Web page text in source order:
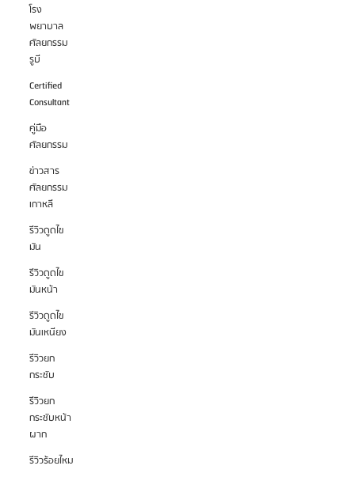
โรง
พยาบาล
ศัลยกรรม
รูบี
Certified
Consultant
คู่มือ
ศัลยกรรม
ข่าวสาร
ศัลยกรรม
เกาหลี
รีวิวดูดไข
มัน
รีวิวดูดไข
มันหน้า
รีวิวดูดไข
มันเหนียง
รีวิวยก
กระชับ
รีวิวยก
กระชับหน้า
ผาก
รีวิวร้อยไหม